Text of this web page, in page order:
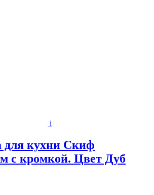
i
для кухни Скиф
с кромкой. Цвет Дуб